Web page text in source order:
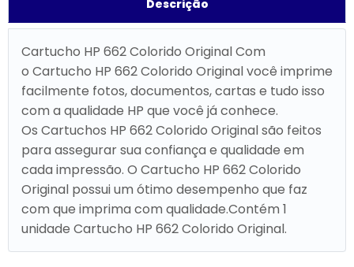
Descrição
Cartucho HP 662 Colorido Original Com
o Cartucho HP 662 Colorido Original você imprime
facilmente fotos, documentos, cartas e tudo isso
com a qualidade HP que você já conhece.
Os Cartuchos HP 662 Colorido Original são feitos
para assegurar sua confiança e qualidade em
cada impressão. O Cartucho HP 662 Colorido
Original possui um ótimo desempenho que faz
com que imprima com qualidade.Contém 1
unidade Cartucho HP 662 Colorido Original.